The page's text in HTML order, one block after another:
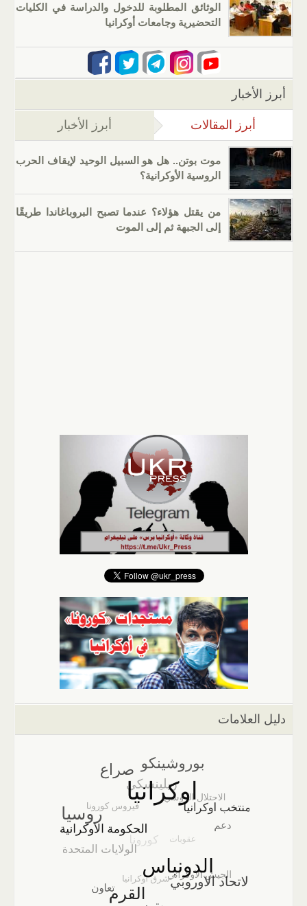
الوثائق المطلوبة للدخول والدراسة في الكليات
التحضيرية وجامعات أوكرانيا
أبرز الأخبار
أبرز المقالات (علامة التبويب النشطة)
أبرز الأخبار
موت بوتن.. هل هو السبيل الوحيد لإيقاف الحرب
الروسية الأوكرانية؟
من يقتل هؤلاء؟ عندما تصبح البروباغاندا طريقًا
إلى الجبهة ثم إلى الموت
دليل العلامات